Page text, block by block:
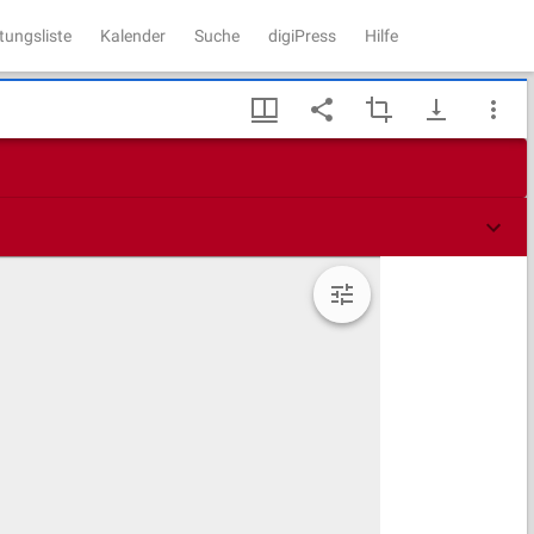
Kalender Suche digiPress Hilfe